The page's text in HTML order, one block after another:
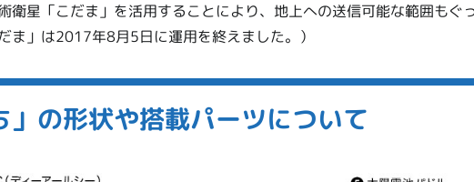
衛星「こだま」を活用することにより、地上への送信可能な範囲もぐ
ま」は2017年8月5日に運用を終えました。）
」の形状や搭載パーツについて